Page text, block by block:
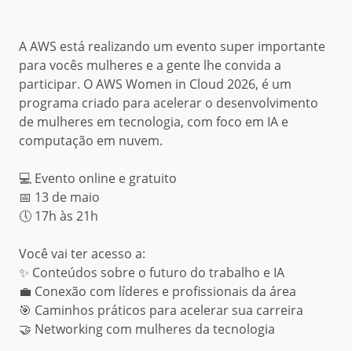
A AWS está realizando um evento super importante
para vocês mulheres e a gente lhe convida a
participar. O AWS Women in Cloud 2026, é um
programa criado para acelerar o desenvolvimento
de mulheres em tecnologia, com foco em IA e
computação em nuvem.
💻 Evento online e gratuito
📅 13 de maio
🕔 17h às 21h
Você vai ter acesso a:
✨ Conteúdos sobre o futuro do trabalho e IA
💼 Conexão com líderes e profissionais da área
🎯 Caminhos práticos para acelerar sua carreira
🤝 Networking com mulheres da tecnologia